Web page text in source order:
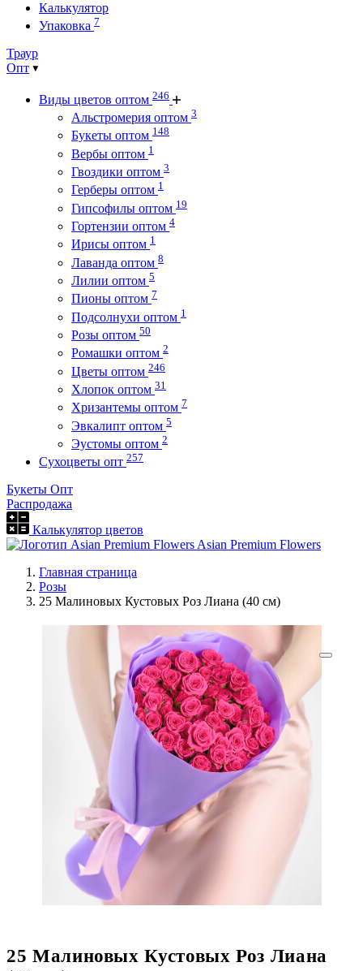
Калькулятор
Упаковка 7
Траур
Опт
Виды цветов оптом 246
Альстромерия оптом 3
Букеты оптом 148
Вербы оптом 1
Гвоздики оптом 3
Герберы оптом 1
Гипсофилы оптом 19
Гортензии оптом 4
Ирисы оптом 1
Лаванда оптом 8
Лилии оптом 5
Пионы оптом 7
Подсолнухи оптом 1
Розы оптом 50
Ромашки оптом 2
Цветы оптом 246
Хлопок оптом 31
Хризантемы оптом 7
Эвкалипт оптом 5
Эустомы оптом 2
Сухоцветы опт 257
Букеты Опт
Распродажа
Калькулятор цветов
Asian Premium Flowers
Главная страница
Розы
25 Малиновых Кустовых Роз Лиана (40 см)
25 Малиновых Кустовых Роз Лиана